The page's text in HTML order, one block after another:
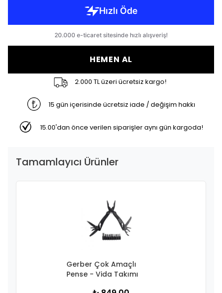
HEMEN AL
2.000 TL üzeri ücretsiz kargo!
15 gün içerisinde ücretsiz iade / değişim hakkı
15.00'dan önce verilen siparişler aynı gün kargoda!
Tamamlayıcı Ürünler
Gerber Çok Amaçlı
Pense - Vida Takımı